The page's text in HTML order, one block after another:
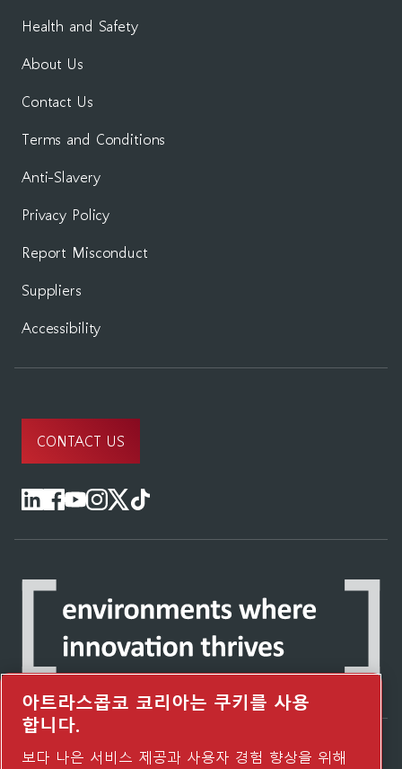
Health and Safety
About Us
Contact Us
Terms and Conditions
Anti-Slavery
Privacy Policy
Report Misconduct
Suppliers
Accessibility
CONTACT US
아트라스콥코 코리아는 쿠키를 사용
합니다.
보다 나은 서비스 제공과 사용자 경험 향상을 위해